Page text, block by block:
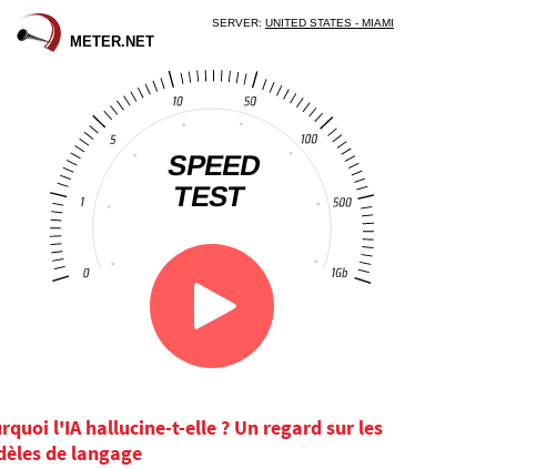
l'IA hallucine-t-elle ? Un regard sur les
de langage